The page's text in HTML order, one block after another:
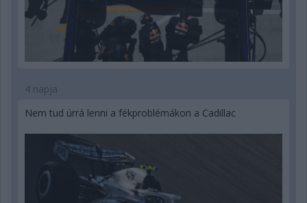
4 napja
Nem tud úrrá lenni a fékproblémákon a Cadillac